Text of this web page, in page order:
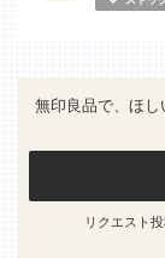
無印良品で、ほ
リクエスト